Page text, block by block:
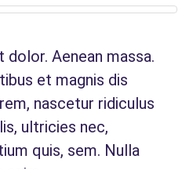
Aenean massa.
et magnis dis
nascetur ridiculus
ultricies nec,
quis, sem. Nulla